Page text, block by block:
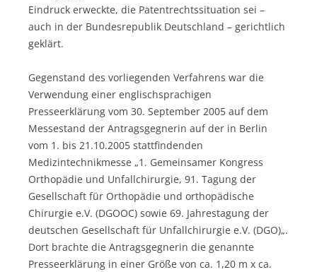
Eindruck erweckte, die Patentrechtssituation sei –
auch in der Bundesrepublik Deutschland – gerichtlich
geklärt.
Gegenstand des vorliegenden Verfahrens war die
Verwendung einer englischsprachigen
Presseerklärung vom 30. September 2005 auf dem
Messestand der Antragsgegnerin auf der in Berlin
vom 1. bis 21.10.2005 stattfindenden
Medizintechnikmesse „1. Gemeinsamer Kongress
Orthopädie und Unfallchirurgie, 91. Tagung der
Gesellschaft für Orthopädie und orthopädische
Chirurgie e.V. (DGOOC) sowie 69. Jahrestagung der
deutschen Gesellschaft für Unfallchirurgie e.V. (DGO)„.
Dort brachte die Antragsgegnerin die genannte
Presseerklärung in einer Größe von ca. 1,20 m x ca.